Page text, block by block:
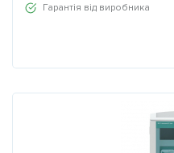
Гарантія від виробника